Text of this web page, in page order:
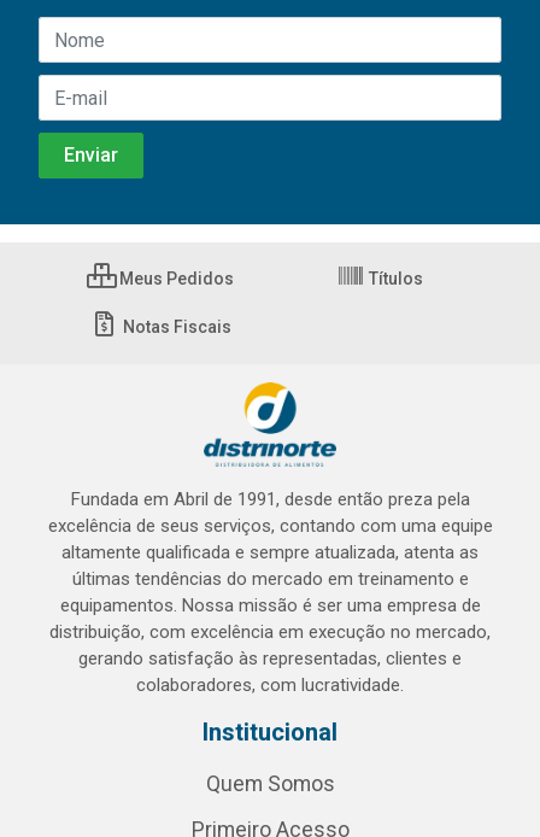
Meus Pedidos Títulos
Notas Fiscais
Fundada em Abril de 1991, desde então preza pela
excelência de seus serviços, contando com uma equipe
altamente qualificada e sempre atualizada, atenta as
últimas tendências do mercado em treinamento e
equipamentos. Nossa missão é ser uma empresa de
distribuição, com excelência em execução no mercado,
gerando satisfação às representadas, clientes e
colaboradores, com lucratividade.
Institucional
Quem Somos
Primeiro Acesso